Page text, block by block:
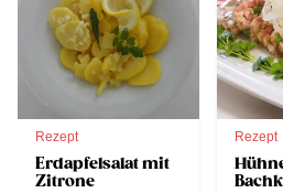
Rezept
Erdapfelsalat mit
Zitrone
Rezept